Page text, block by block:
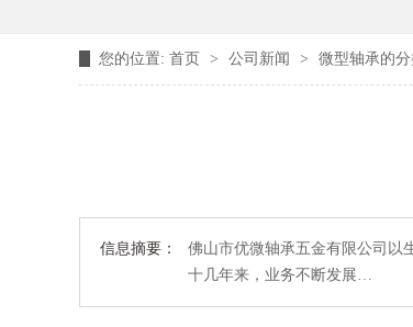
您的位置: 首页 > 公司新闻 > 微型轴承的
信息摘要：
佛山市优微轴承五金有限公司以
十几年来，业务不断发展…